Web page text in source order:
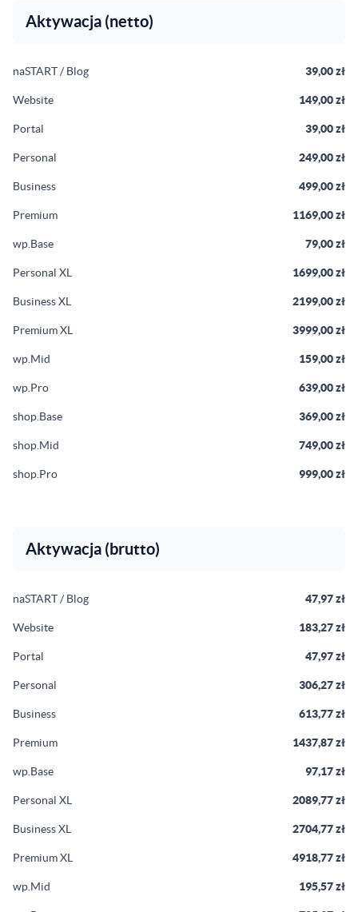
Aktywacja (netto)
naSTART / Blog 39,00 zł
Website 149,00 zł
Portal 39,00 zł
Personal 249,00 zł
Business 499,00 zł
Premium 1169,00 zł
wp.Base 79,00 zł
Personal XL 1699,00 zł
Business XL 2199,00 zł
Premium XL 3999,00 zł
wp.Mid 159,00 zł
wp.Pro 639,00 zł
shop.Base 369,00 zł
shop.Mid 749,00 zł
shop.Pro 999,00 zł
Aktywacja (brutto)
naSTART / Blog 47,97 zł
Website 183,27 zł
Portal 47,97 zł
Personal 306,27 zł
Business 613,77 zł
Premium 1437,87 zł
wp.Base 97,17 zł
Personal XL 2089,77 zł
Business XL 2704,77 zł
Premium XL 4918,77 zł
wp.Mid 195,57 zł